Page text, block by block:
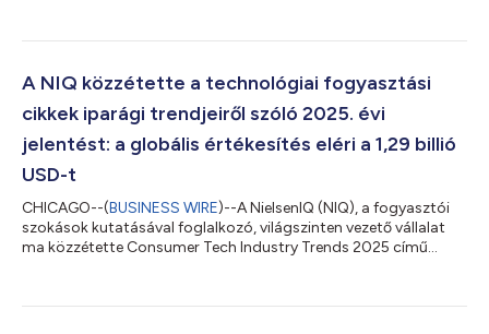
álló AI-alapú platformon keresztül globális forgalmazói
tartós fogyasztási cikkek ágazatában tevékenykedő ügyfelek
A NIQ közzétette a technológiai fogyasztási
cikkek iparági trendjeiről szóló 2025. évi
jelentést: a globális értékesítés eléri a 1,29 billió
USD-t
CHICAGO--(BUSINESS WIRE)--A NielsenIQ (NIQ), a fogyasztói
szokások kutatásával foglalkozó, világszinten vezető vállalat
ma közzétette Consumer Tech Industry Trends 2025 című
eléri az 1,29 billió USD-t, amelyet a feltörekvő piacok, a